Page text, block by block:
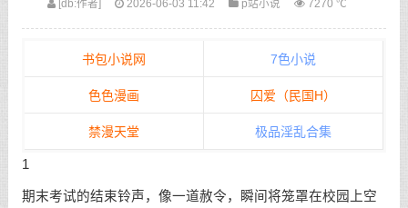
[db:作者] 2026-06-03 11:42 p站小说 7270 ℃
书包小说网 7色小说
色色漫画 囚爱（民国H）
禁漫天堂 极品淫乱合集
1
期末考试的结束铃声，像一道赦令，瞬间将笼罩在校园上空